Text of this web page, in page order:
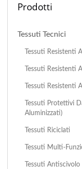
Prodotti
Tessuti Tecnici
Tessuti Resistenti
Tessuti Resistenti
Tessuti Resistenti
Tessuti Protettivi
Aluminizzati)
Tessuti Riciclati
Tessuti Multi-
Tessuti Antiscivolo